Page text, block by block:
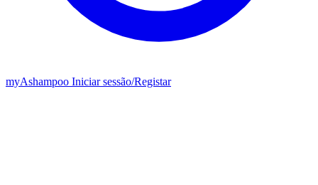
myAshampoo Iniciar sessão/Registar